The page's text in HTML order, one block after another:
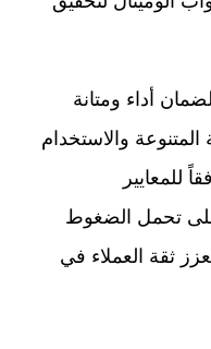
أداء ومتانة
والاستخدام
للمعايير
على تحمل الضغوط
ثقة العملاء في